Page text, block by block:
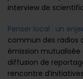
interview de
Penser local : un
commun des radios
émission mutualisée
diffusion de
rencontre